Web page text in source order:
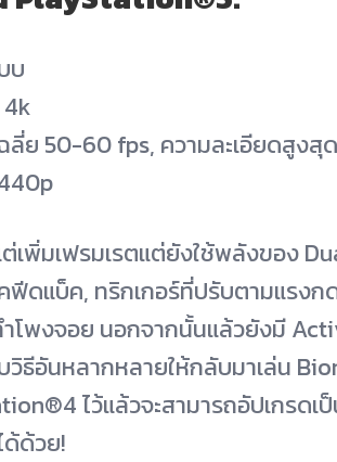
บ
4k
ลี่ย 50-60 fps, ความละเอียดสูงสุ
เพิ่มเฟรมเรตแต่ยังใช้พลังของ
ดแบ็ค, ทริกเกอร์ที่ปรับตามแรงก
ำโพงจอย นอกจากนั้นแล้วยังมี
ธีอันหลากหลายให้กลับมาเล่น
ไว้แล้วจะสามารถอัปเกรดเ
ด้ด้วย!